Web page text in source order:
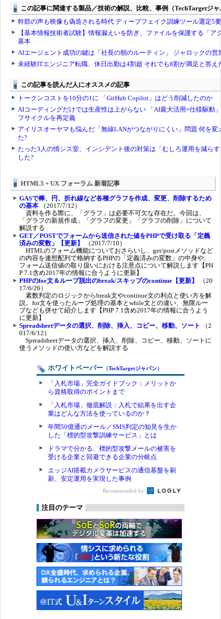
HTML5 + UX フォーラム 新着記事
GASで棒、円、折れ線など各種グラフを作成、変更、削除するため
の基本 （2017/7/12）
資料を作る際に、「グラフ」は必要不可欠な存在だ。今回は、
「グラフの新規作成」「グラフの変更」「グラフの削除」について
解説する
GET／POSTでフォームから送信された値をPHPで受け取る「定義
済みの変数」【更新】
（2017/7/10）
HTMLのフォーム機能についておさらいし、get/postメソッドなど
の内容を連想配列で格納するPHPの「定義済みの変数」の中身や、
フォーム送信値の取り扱いにおける注意点について解説します【PH
P 7.1含め2017年の情報に合うように更新】
PHPのfor文＆ループ脱出のbreak/スキップのcontinue【更新】
（20
17/6/26）
素数判定のロジックからbreak文やcontinue文の利点と使い方を解
説。for文を使ったループ処理の基本とwhile文との違い、無限ルー
プなども併せて紹介します【PHP 7.1含め2017年の情報に合うよう
に更新】
Spreadsheetデータの選択、削除、挿入、コピー、移動、ソート
（2
017/6/12）
Spreadsheetデータの選択、挿入、削除、コピー、移動、ソートに
使うメソッドの使い方などを解説する
ホワイトペーパー （TechTargetジャパン）
「入札市場」完全ガイドブック：メリットか
ら資格取得のポイントまで
「入札市場」徹底解説：入札で結果を出す企
業はどんな方法を使っているのか？
年間50億通のメール／SMS判定の知見を生か
した「標的型攻撃訓練サービス」とは
ドラマで分かる、標的型攻撃メールの被害を
受ける企業と回避できる企業の分岐点
エッジAI搭載カメラサービスの通信基盤を刷
新、安定運用を実現した事例
Recommended by
注目のテーマ